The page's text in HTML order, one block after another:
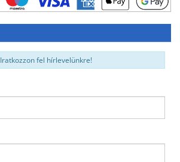
Iratkozzon fel hírlevelünkre!